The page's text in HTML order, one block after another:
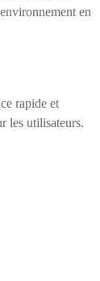
en
rapide et
les utilisateurs.